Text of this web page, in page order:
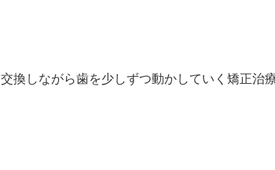
換しながら歯を少しずつ動かしていく矯正治